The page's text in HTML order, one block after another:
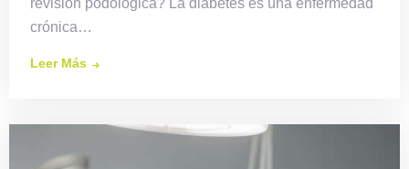
crónica…
Leer Más